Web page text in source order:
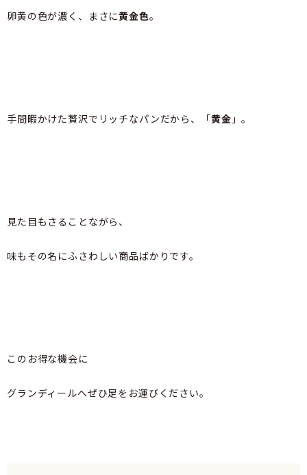
卵黄の色が濃く、まさに黄金色。
手間暇かけた贅沢でリッチなパンだから、「黄金 」。
見た目もさることながら、
味もその名にふさわしい商品ばかりです。
このお得な機会に
グランディールへぜひ足をお運びください。